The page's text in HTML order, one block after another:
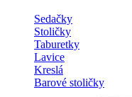
Sedačky
Stoličky
Taburetky
Lavice
Kreslá
Barové stoličky